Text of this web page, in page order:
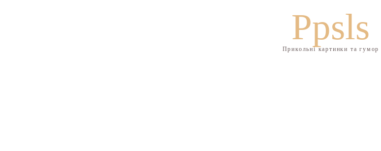
Ppsls
Прикольні картинки та гумор